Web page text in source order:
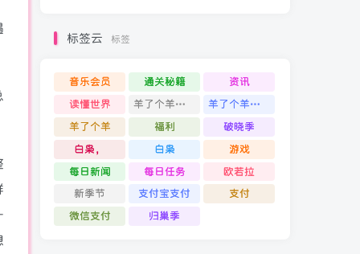
标签云 标签
音乐会员 通关秘籍
资讯
读懂世界
羊了个羊通关攻略
羊了个羊通关
羊了个羊
福利
破晓季
白枭，
白枭
游戏
每日新闻
每日任务
欧若拉
新季节
支付宝支付
支付
微信支付
归巢季
标签